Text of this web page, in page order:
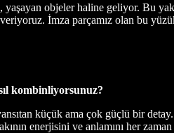
yaşayan objeler haline geliyor. Bu
İmza parçamız olan bu
kombinliyorsunuz?
küçük ama çok güçlü bir
enerjisini ve anlamını her